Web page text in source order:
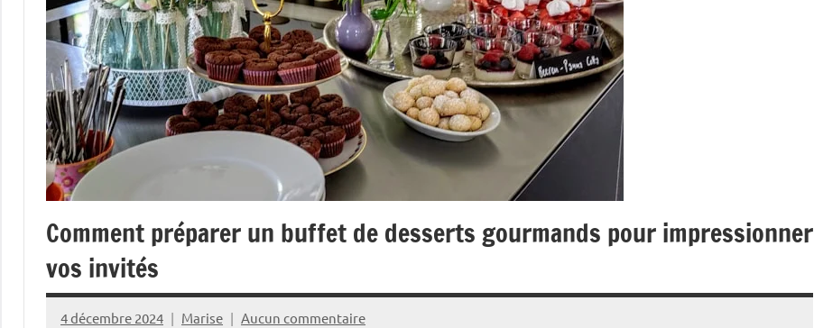
Comment préparer un buffet de desserts gourmands pour impressionner
vos invités
4 décembre 2024 Marise Aucun commentaire